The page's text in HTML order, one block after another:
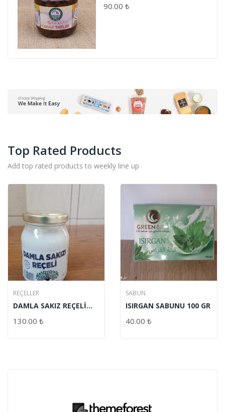
90.00₺
Top Rated Products
Add top rated products to weekly line up
REÇELLER
DAMLA SAKIZ REÇELİ
130.00 ₺
SABUN
ISIRGAN SABUNU 100 GR
40.00 ₺